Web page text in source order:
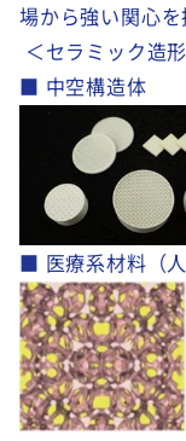
場から強い関心を
＜セラミック造
■ 中空構造体
■ 医療系材料（人